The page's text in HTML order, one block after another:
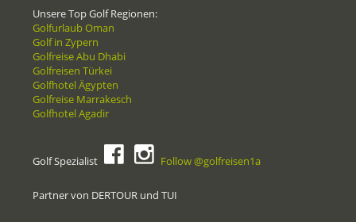
Unsere Top Golf Regionen:
Golfurlaub Oman
Golf in Zypern
Golfreise Abu Dhabi
Golfreisen Türkei
Golfhotel Ägypten
Golfreise Marrakesch
Golfhotel Agadir
Golf Spezialist Follow @golfreisen1a
Partner von DERTOUR und TUI